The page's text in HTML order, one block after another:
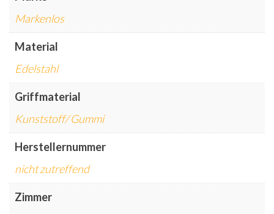
Markenlos
Material
Edelstahl
Griffmaterial
Kunststoff/ Gummi
Herstellernummer
nicht zutreffend
Zimmer